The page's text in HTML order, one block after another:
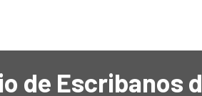
de Escribanos